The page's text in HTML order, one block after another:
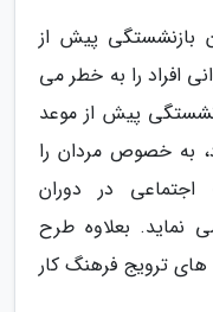
بازنشستگی پیش از
افراد را به خطر می
پیش از موعد
به خصوص مردان را
در دوران
نماید. بعلاوه طرح
ترویج فرهنگ کار